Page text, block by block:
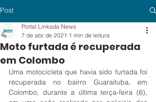
Post
Moto furtada é recuperada
em Colombo
Portal Linkada News
7 de abr. de 2021 1 min de leitura
Uma motocicleta que havia sido furtada foi
recuperada no bairro Guaraituba, em
Colombo, durante a última terça-feira (6),